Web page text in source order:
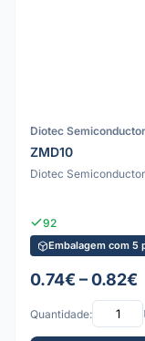
Diotec Semiconductor
ZMD10
Diotec
92
Embalagem com 5
0.74€ – 0.82€
Quantidade: